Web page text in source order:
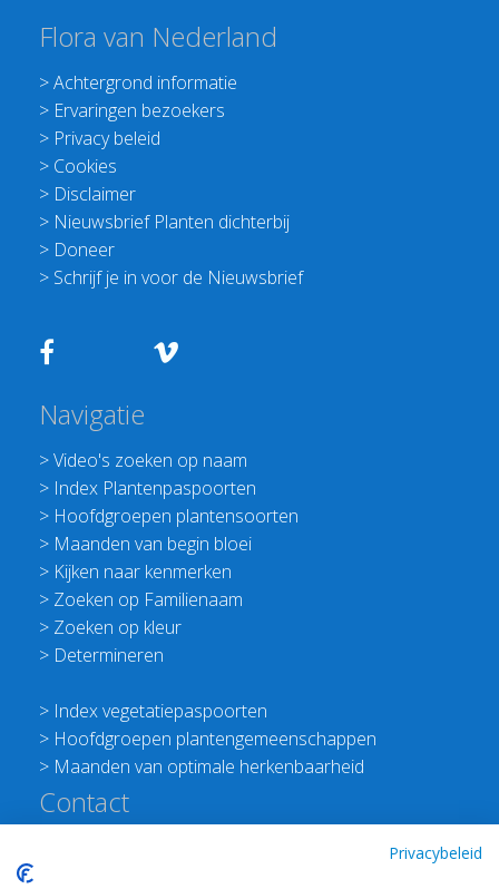
Flora van Nederland
>Achtergrond informatie
> Ervaringen bezoekers
> Privacy beleid
> Cookies
> Disclaimer
> Nieuwsbrief Planten dichterbij
> Doneer
> Schrijf je in voor de Nieuwsbrief
Navigatie
>Video's zoeken op naam
> Index Plantenpaspoorten
> Hoofdgroepen plantensoorten
> Maanden van begin bloei
> Kijken naar kenmerken
> Zoeken op Familienaam
> Zoeken op kleur
> Determineren
> Index vegetatiepaspoorten
> Hoofdgroepen plantengemeenschappen
> Maanden van optimale herkenbaarheid
Contact
Privacybeleid